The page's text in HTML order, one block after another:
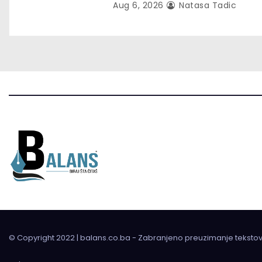
Aug 6, 2026 Natasa Tadic
© Copyright 2022 | balans.co.ba - Zabranjeno preuzimanje